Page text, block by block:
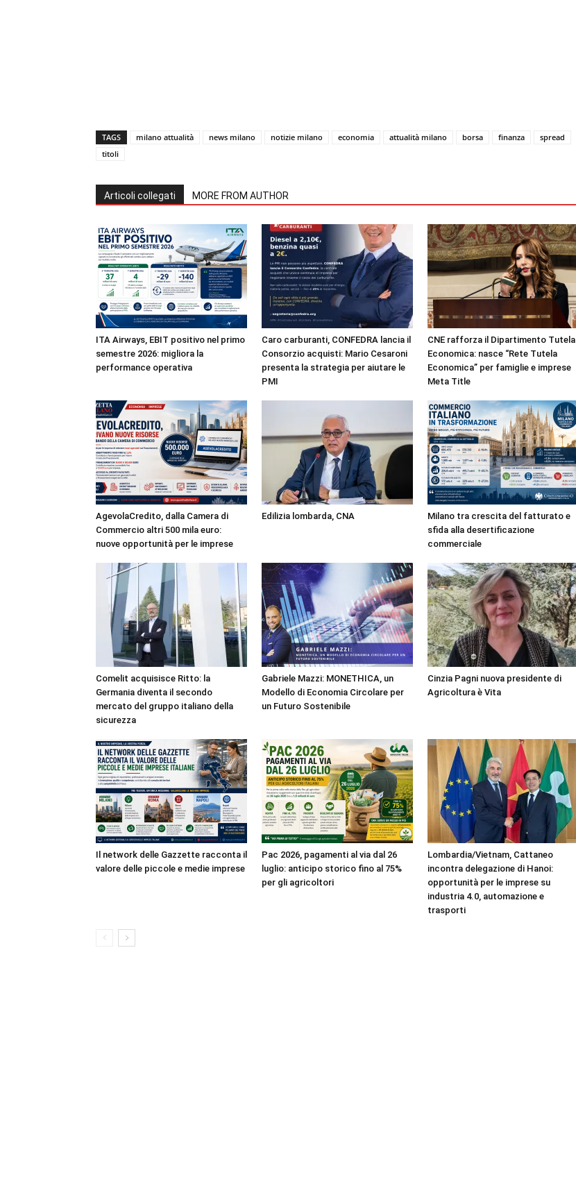
TAGS milano attualità news milano notizie milano economia attualità milano borsa finanza
spread
titoli
Articoli collegati MORE FROM AUTHOR
ITA Airways, EBIT positivo nel primo
semestre 2026: migliora la
performance operativa
Caro carburanti, CONFEDRA lancia il
Consorzio acquisti: Mario Cesaroni
presenta la strategia per aiutare le
PMI
CNE rafforza il Dipartimento Tutela
Economica: nasce “Rete Tutela
Economica” per famiglie e imprese
Meta Title
AgevolaCredito, dalla Camera di
Commercio altri 500 mila euro:
nuove opportunità per le imprese
Edilizia lombarda, CNA
Milano tra crescita del fatturato e
sfida alla desertificazione
commerciale
Comelit acquisisce Ritto: la
Germania diventa il secondo
mercato del gruppo italiano della
sicurezza
Gabriele Mazzi: MONETHICA, un
Modello di Economia Circolare per
un Futuro Sostenibile
Cinzia Pagni nuova presidente di
Agricoltura è Vita
Il network delle Gazzette racconta il
valore delle piccole e medie imprese
Pac 2026, pagamenti al via dal 26
luglio: anticipo storico fino al 75%
per gli agricoltori
Lombardia/Vietnam, Cattaneo
incontra delegazione di Hanoi:
opportunità per le imprese su
industria 4.0, automazione e
trasporti